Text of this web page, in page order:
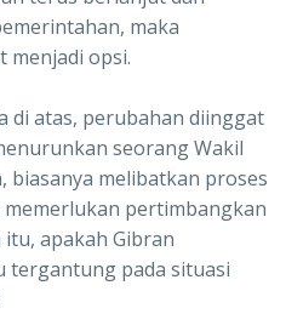
maka
menjadi opsi.
di atas, perubahan diinggat
seorang Wakil
biasanya melibatkan proses
pertimbangkan
apakah Gibran
tergantung pada situasi